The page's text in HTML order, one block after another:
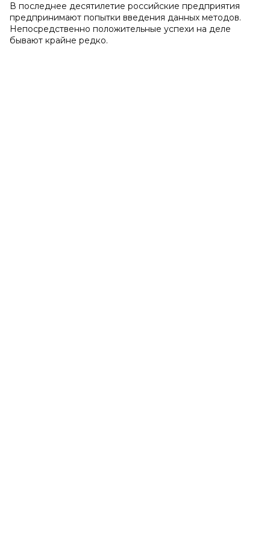
В последнее десятилетие российские предприятия
предпринимают попытки введения данных методов.
Непосредственно положительные успехи на деле
бывают крайне редко.